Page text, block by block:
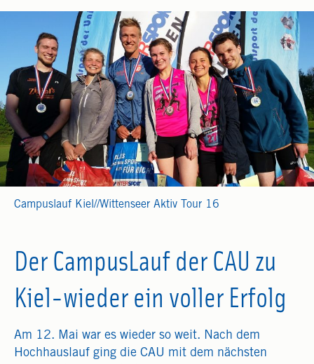
Campuslauf Kiel//Wittenseer Aktiv Tour 16
Der CampusLauf der CAU zu
Kiel-wieder ein voller Erfolg
Am 12. Mai war es wieder so weit. Nach dem
Hochhauslauf ging die CAU mit dem nächsten